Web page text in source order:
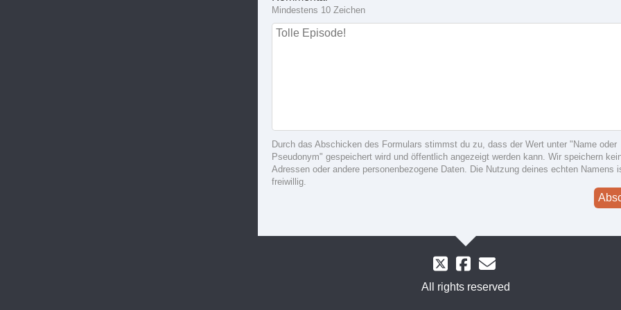
Mindestens 10 Zeichen
Durch das Abschicken des Formulars stimmst du zu, dass der Wert unter "Name oder
Pseudonym" gespeichert wird und öffentlich angezeigt werden kann. Wir speichern
Adressen oder andere personenbezogene Daten. Die Nutzung deines echten Namens
freiwillig.
All rights reserved